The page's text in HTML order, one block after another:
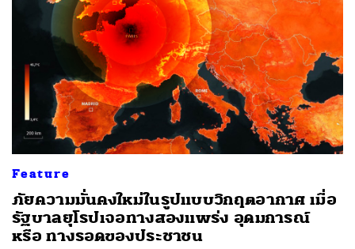
Feature
ภัยความมั่นคงใหม่ในรูปแบบวิกฤตอากาศ เมื่อ
รัฐบาลยุโรปเจอทางสองแพร่ง อุดมการณ์
หรือ ทางรอดของประชาชน